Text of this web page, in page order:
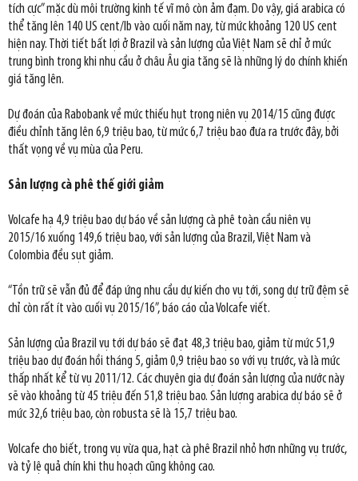
tích cực” mặc dù môi trường kinh tế vĩ mô còn ảm đạm. Do vậy, giá arabica có
thể tăng lên 140 US cent/lb vào cuối năm nay, từ mức khoảng 120 US cent
hiện nay. Thời tiết bất lợi ở Brazil và sản lượng của Việt Nam sẽ chỉ ở mức
trung bình trong khi nhu cầu ở châu Âu gia tăng sẽ là những lý do chính khiến
giá tăng lên.
Dự đoán của Rabobank về mức thiếu hụt trong niên vụ 2014/15 cũng được
điều chỉnh tăng lên 6,9 triệu bao, từ mức 6,7 triệu bao đưa ra trước đây, bởi
thất vọng về vụ mùa của Peru.
Sản lượng cà phê thế giới giảm
Volcafe hạ 4,9 triệu bao dự báo về sản lượng cà phê toàn cầu niên vụ
2015/16 xuống 149,6 triệu bao, với sản lượng của Brazil, Việt Nam và
Colombia đều sụt giảm.
“Tồn trữ sẽ vẫn đủ để đáp ứng nhu cầu dự kiến cho vụ tới, song dự trữ đệm sẽ
chỉ còn rất ít vào cuối vụ 2015/16”, báo cáo của Volcafe viết.
Sản lượng của Brazil vụ tới dự báo sẽ đạt 48,3 triệu bao, giảm từ mức 51,9
triệu bao dự đoán hồi tháng 5, giảm 0,9 triệu bao so với vụ trước, và là mức
thấp nhất kể từ vụ 2011/12. Các chuyên gia dự đoán sản lượng của nước này
sẽ vào khoảng từ 45 triệu đến 51,8 triệu bao. Sản lượng arabica dự báo sẽ ở
mức 32,6 triệu bao, còn robusta sẽ là 15,7 triệu bao.
Volcafe cho biết, trong vụ vừa qua, hạt cà phê Brazil nhỏ hơn những vụ trước,
và tỷ lệ quả chín khi thu hoạch cũng không cao.